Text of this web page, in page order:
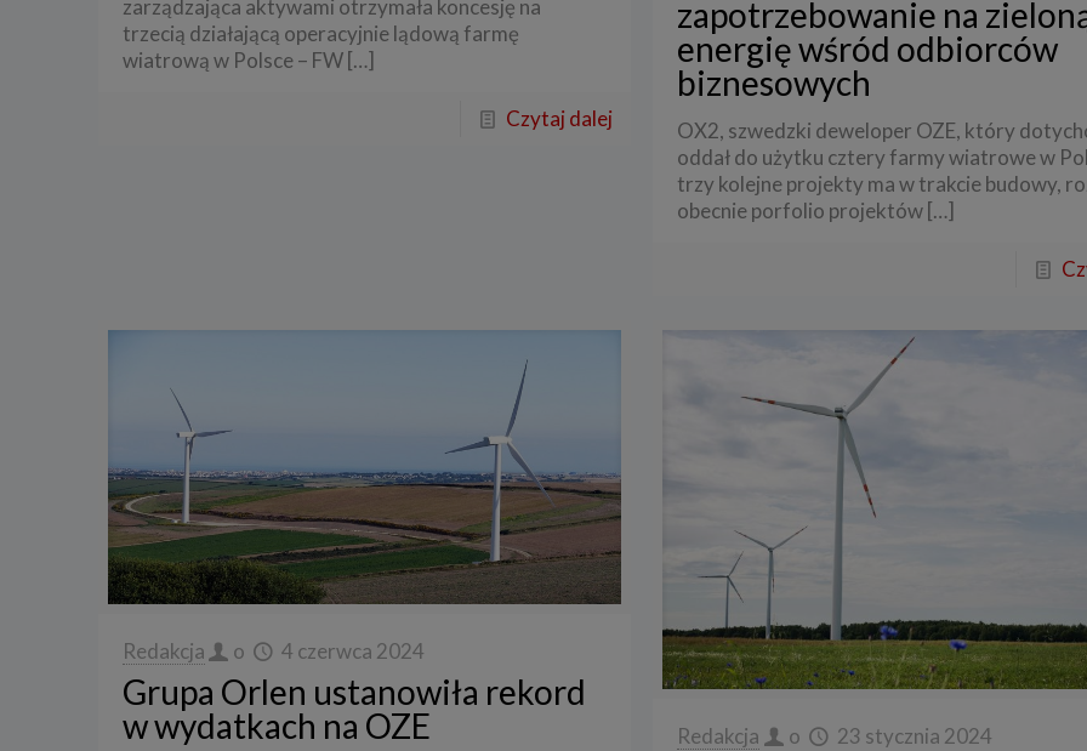
zarządzająca aktywami otrzymała koncesję na
trzecią działającą operacyjnie lądową farmę
wiatrową w Polsce – FW[…]
Czytaj dalej
zapotrzebowanie na
energię wśród odbiorców
biznesowych
OX2, szwedzki deweloper OZE, który
oddał do użytku cztery farmy wiatrowe w
trzy kolejne projekty ma w trakcie budowy,
obecnie porfolio projektów […]
Redakcja o 4 czerwca 2024
Grupa Orlen ustanowiła rekord
w wydatkach na OZE
Redakcja o 23 stycznia 2024